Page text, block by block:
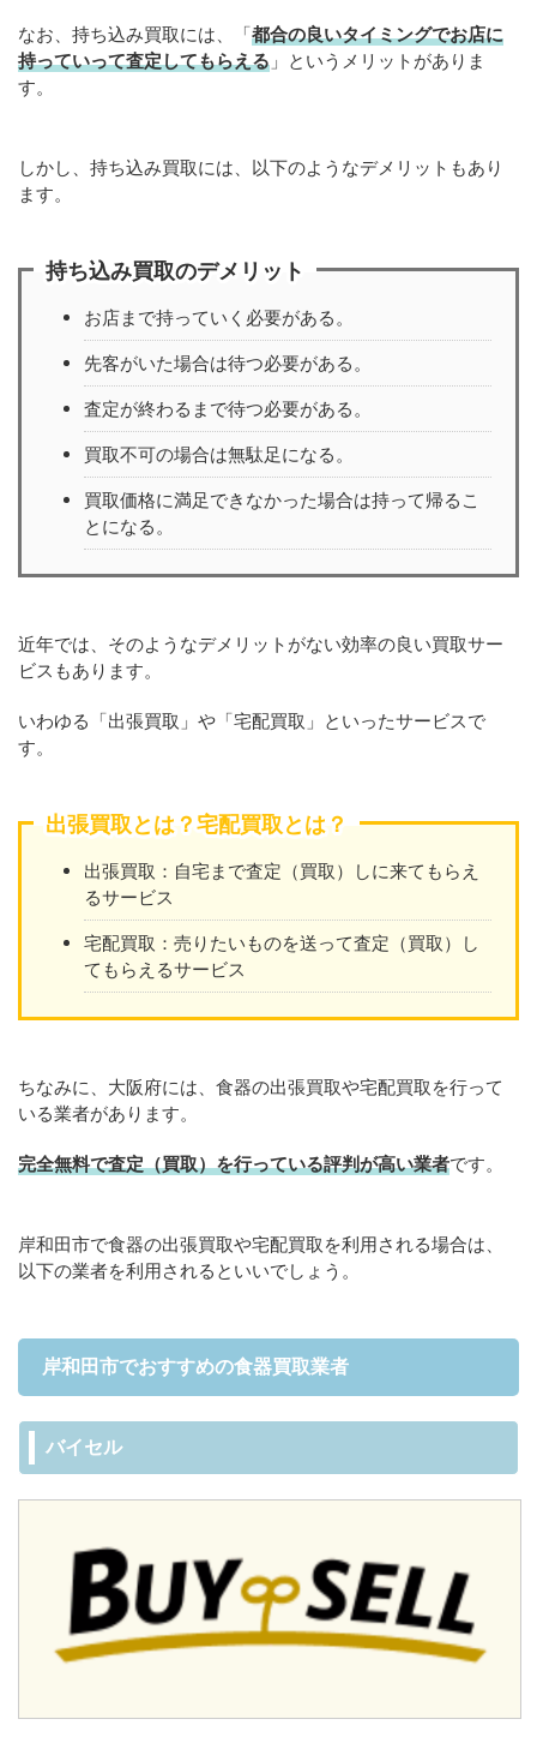
なお、持ち込み買取には、「都合の良いタイミングでお店に
持っていって査定してもらえる 」というメリットがありま
す。
しかし、持ち込み買取には、以下のようなデメリットもあり
ます。
持ち込み買取のデメリット
お店まで持っていく必要がある。
先客がいた場合は待つ必要がある。
査定が終わるまで待つ必要がある。
買取不可の場合は無駄足になる。
買取価格に満足できなかった場合は持って帰るこ
とになる。
近年では、そのようなデメリットがない効率の良い買取サー
ビスもあります。
いわゆる「出張買取」や「宅配買取」といったサービスで
す。
出張買取とは？宅配買取とは？
出張買取：自宅まで査定（買取）しに来てもらえ
るサービス
宅配買取：売りたいものを送って査定（買取）し
てもらえるサービス
ちなみに、大阪府には、食器の出張買取や宅配買取を行って
いる業者があります。
完全無料で査定（買取）を行っている評判が高い業者です。
岸和田市で食器の出張買取や宅配買取を利用される場合は、
以下の業者を利用されるといいでしょう。
岸和田市でおすすめの食器買取業者
バイセル